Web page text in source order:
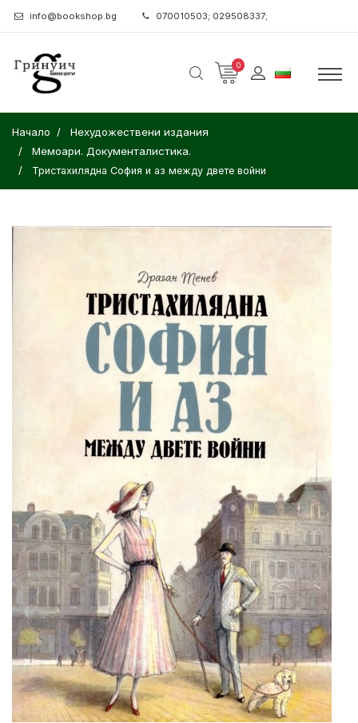
info@bookshop.bg 070010503; 029508337;
0
Начало
Нехудожествени издания
Мемоари. Документалистика.
Тристахилядна София и аз между двете войни